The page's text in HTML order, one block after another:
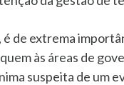
de extrema
às áreas de
suspeita de um